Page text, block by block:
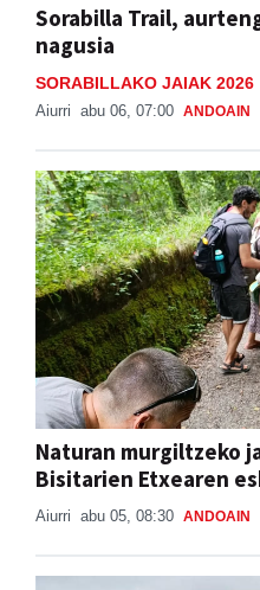
Sorabilla Trail,
nagusia
SORABILLAKO JAIAK 2026
Aiurri abu 06, 07:00 ANDOAIN
Naturan murgiltzeko
Bisitarien Etxearen
Aiurri abu 05, 08:30 ANDOAIN